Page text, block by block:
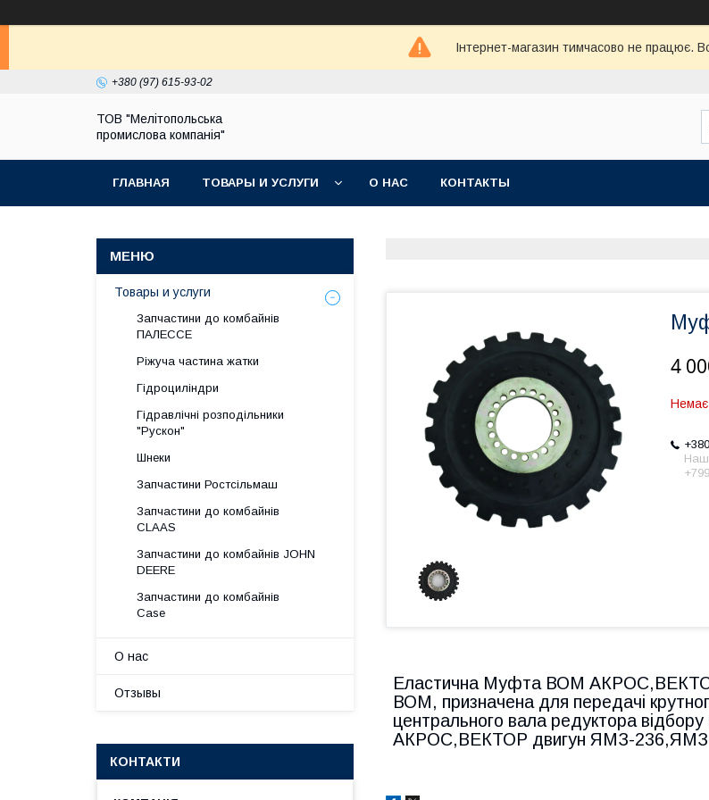
Інтернет-магазин тимчасово не працює.
+380 (97) 615-93-02
ТОВ "Мелітопольська
промислова компанія"
ГЛАВНАЯ ТОВАРЫ И УСЛУГИ О НАС КОНТАКТЫ
4
Немає
Наш
Еластична Муфта ВОМ
ВОМ, призначена для передачі
центрального вала редуктора
АКРОС,ВЕКТОР двигун ЯМЗ-
Товары и услуги
Запчастини до комбайнів
ПАЛЕССЕ
Ріжуча частина жатки
Гідроциліндри
Гідравлічні розподільники
"Рускон"
Шнеки
Запчастини Ростсільмаш
Запчастини до комбайнів
CLAAS
Запчастини до комбайнів JOHN
DEERE
Запчастини до комбайнів
Case
О нас
Отзывы
КОНТАКТИ